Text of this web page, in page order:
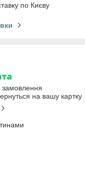
по Києву
замовлення
на вашу картку